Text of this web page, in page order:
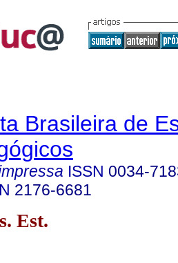
Brasileira de
ISSN 0034-
2176-6681
Est.